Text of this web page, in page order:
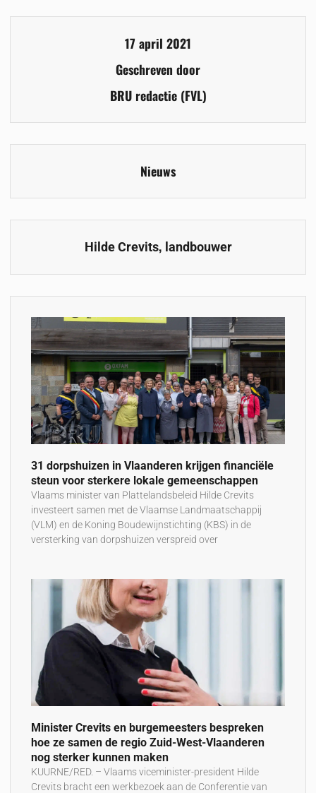
17 april 2021
Geschreven door
BRU redactie (FVL)
Nieuws
Hilde Crevits, landbouwer
31 dorpshuizen in Vlaanderen krijgen financiële
steun voor sterkere lokale gemeenschappen
Vlaams minister van Plattelandsbeleid Hilde Crevits
investeert samen met de Vlaamse Landmaatschappij
(VLM) en de Koning Boudewijnstichting (KBS) in de
versterking van dorpshuizen verspreid over
Minister Crevits en burgemeesters bespreken
hoe ze samen de regio Zuid-West-Vlaanderen
nog sterker kunnen maken
KUURNE/RED. – Vlaams viceminister-president Hilde
Crevits bracht een werkbezoek aan de Conferentie van